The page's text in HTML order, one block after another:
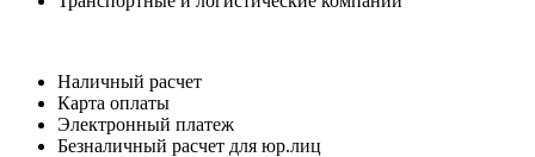
Наличный расчет
Карта оплаты
Электронный платеж
Безналичный расчет для юр.лиц